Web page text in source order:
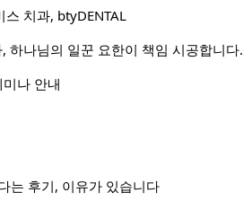
치과, btyDENTAL
하나님의 일꾼 요한이 책임 시공합니다.
나 안내
는 후기, 이유가 있습니다